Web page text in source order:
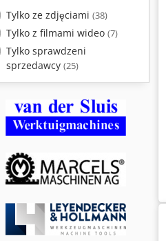
Tylko ze zdjęciami (38)
Tylko z filmami wideo (7)
Tylko sprawdzeni
sprzedawcy (25)